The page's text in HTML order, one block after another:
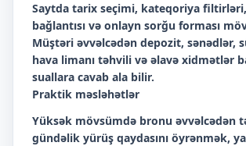
Saytda tarix seçimi, kateqoriya
bağlantısı və onlayn sorğu forması
Müştəri əvvəlcədən depozit, sənədlər,
hava limanı təhvili və əlavə xidmətlər
suallara cavab ala bilir.
Praktik məsləhətlər
Yüksək mövsümdə bronu əvvəlcədən
gündəlik yürüş qaydasını öyrənmək,